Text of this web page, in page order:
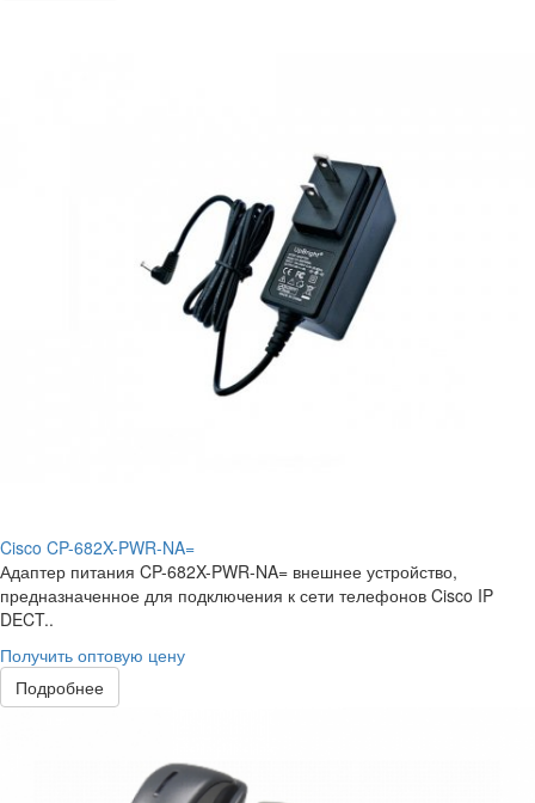
Cisco CP-682X-PWR-NA=
Адаптер питания CP-682X-PWR-NA= внешнее устройство,
предназначенное для подключения к сети телефонов Cisco IP
DECT..
Получить оптовую цену
Подробнее